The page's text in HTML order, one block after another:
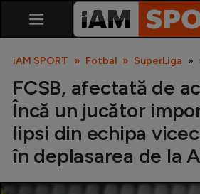
SuperLiga
iAM SPORT Fotbal SuperLiga
FCSB, afectată de
Încă un jucător
lipsi din echipa
în deplasarea de la